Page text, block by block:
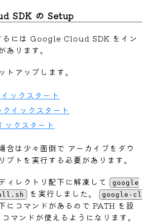
SDK の Setup
るには Google Cloud SDK をイン
あります。
トアップします。
ックスタート
イックスタート
クスタート
は少々面倒で アーカイブをダウ
プトを実行する必要があります。
ィレクトリ配下に解凍して
google
を実行しました。
google-cl
にコマンドがあるので PATH を設
コマンドが使えるようになります。